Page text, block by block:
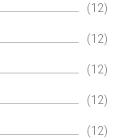
(12)
(12)
(12)
(12)
(12)